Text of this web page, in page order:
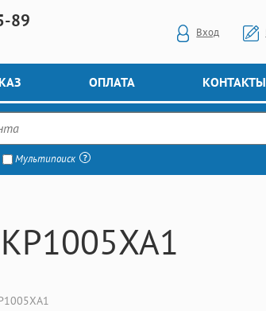
89 Вход
ОПЛАТА КОНТАКТЫ
Мультипоиск